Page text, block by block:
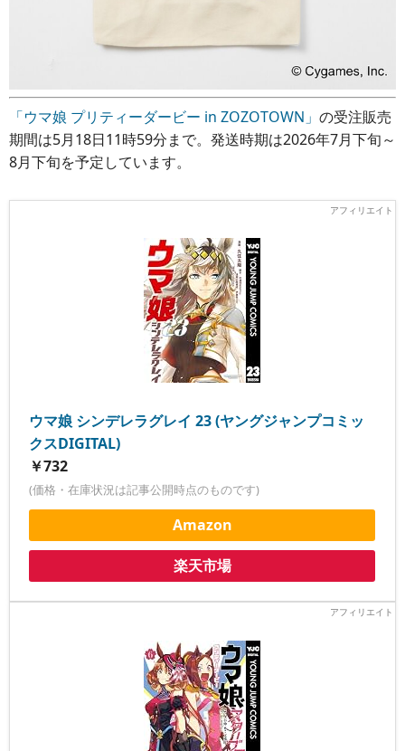
「ウマ娘 プリティーダービー in ZOZOTOWN」 の受注販売
期間は5月18日11時59分まで。発送時期は2026年7月下旬～
8月下旬を予定しています。
ウマ娘 シンデレラグレイ 23 (ヤングジャンプコミッ
クスDIGITAL)
￥732
(価格・在庫状況は記事公開時点のものです)
Amazon
楽天市場